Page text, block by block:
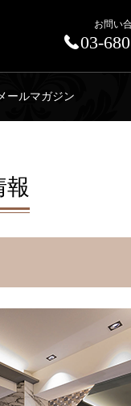
お問い
03-
ールマガジン
報